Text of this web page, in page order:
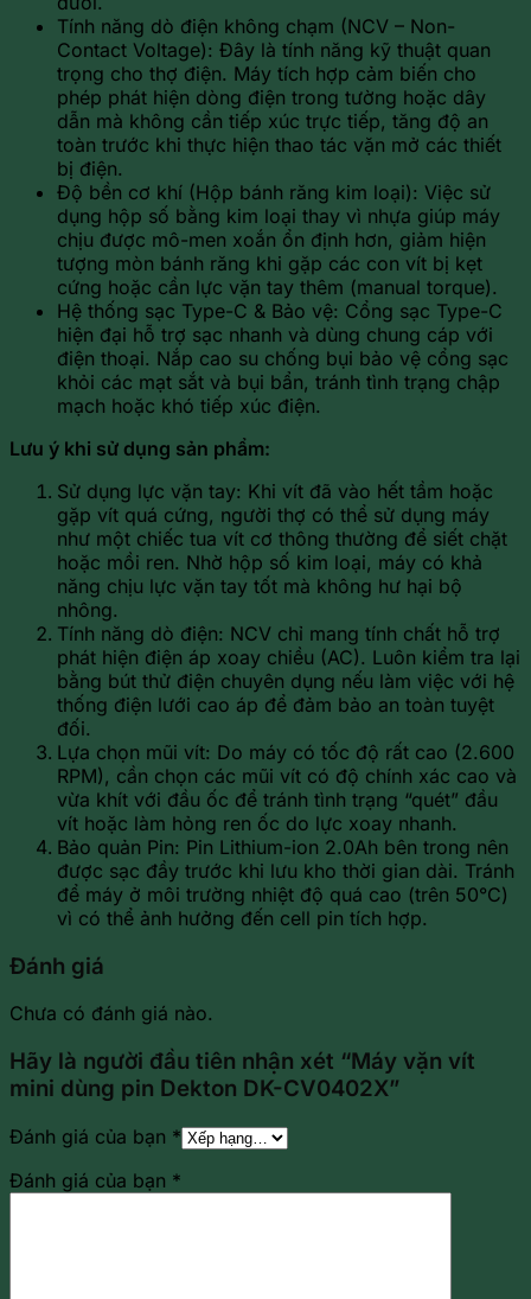
Tính năng dò điện không chạm (NCV – Non-
Contact Voltage): Đây là tính năng kỹ thuật quan
trọng cho thợ điện. Máy tích hợp cảm biến cho
phép phát hiện dòng điện trong tường hoặc dây
dẫn mà không cần tiếp xúc trực tiếp, tăng độ an
toàn trước khi thực hiện thao tác vặn mở các thiết
bị điện.
Độ bền cơ khí (Hộp bánh răng kim loại): Việc sử
dụng hộp số bằng kim loại thay vì nhựa giúp máy
chịu được mô-men xoắn ổn định hơn, giảm hiện
tượng mòn bánh răng khi gặp các con vít bị kẹt
cứng hoặc cần lực vặn tay thêm (manual torque).
Hệ thống sạc Type-C & Bảo vệ: Cổng sạc Type-C
hiện đại hỗ trợ sạc nhanh và dùng chung cáp với
điện thoại. Nắp cao su chống bụi bảo vệ cổng sạc
khỏi các mạt sắt và bụi bẩn, tránh tình trạng chập
mạch hoặc khó tiếp xúc điện.
Lưu ý khi sử dụng sản phẩm:
Sử dụng lực vặn tay: Khi vít đã vào hết tầm hoặc
gặp vít quá cứng, người thợ có thể sử dụng máy
như một chiếc tua vít cơ thông thường để siết chặt
hoặc mồi ren. Nhờ hộp số kim loại, máy có khả
năng chịu lực vặn tay tốt mà không hư hại bộ
nhông.
Tính năng dò điện: NCV chỉ mang tính chất hỗ trợ
phát hiện điện áp xoay chiều (AC). Luôn kiểm tra lại
bằng bút thử điện chuyên dụng nếu làm việc với hệ
thống điện lưới cao áp để đảm bảo an toàn tuyệt
đối.
Lựa chọn mũi vít: Do máy có tốc độ rất cao (2.600
RPM), cần chọn các mũi vít có độ chính xác cao và
vừa khít với đầu ốc để tránh tình trạng “quét” đầu
vít hoặc làm hỏng ren ốc do lực xoay nhanh.
Bảo quản Pin: Pin Lithium-ion 2.0Ah bên trong nên
được sạc đầy trước khi lưu kho thời gian dài. Tránh
để máy ở môi trường nhiệt độ quá cao (trên 50°C)
vì có thể ảnh hưởng đến cell pin tích hợp.
Đánh giá
Chưa có đánh giá nào.
Hãy là người đầu tiên nhận xét “Máy vặn vít
mini dùng pin Dekton DK-CV0402X”
Đánh giá của bạn *
Đánh giá của bạn *